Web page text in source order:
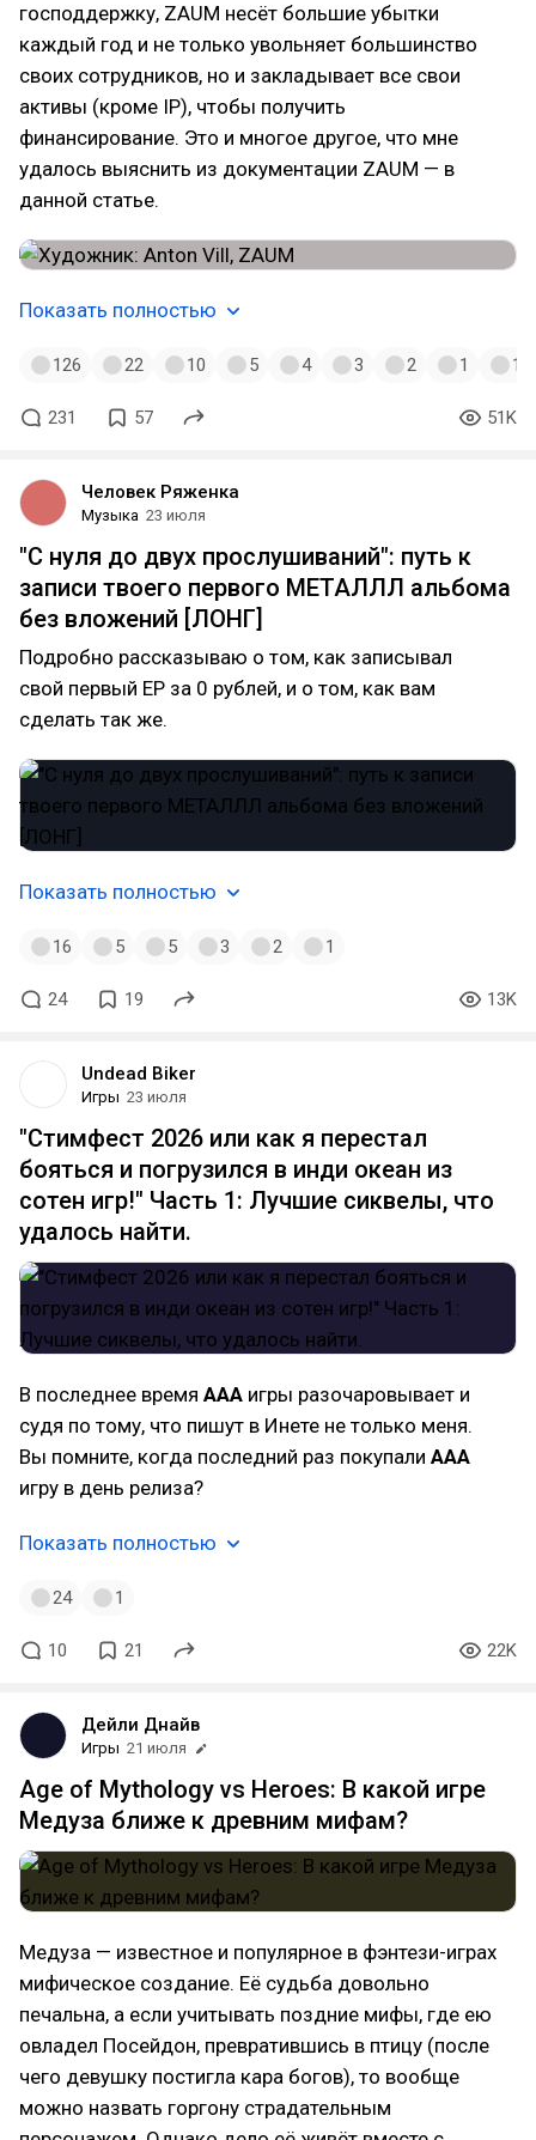
господдержку, ZAUM несёт большие убытки
каждый год и не только увольняет большинство
своих сотрудников, но и закладывает все свои
активы (кроме IP), чтобы получить
финансирование. Это и многое другое, что мне
удалось выяснить из документации ZAUM — в
данной статье.
Показать полностью
126 22 10 5 4 3 2 1 1
231 57 51K
Человек Ряженка
Музыка 23 июля
"С нуля до двух прослушиваний": путь к
записи твоего первого МЕТАЛЛЛ альбома
без вложений [ЛОНГ]
Подробно рассказываю о том, как записывал
свой первый EP за 0 рублей, и о том, как вам
сделать так же.
Показать полностью
16 5 5 3 2 1
24 19 13K
Undead Biker
Игры 23 июля
"Стимфест 2026 или как я перестал
бояться и погрузился в инди океан из
сотен игр!" Часть 1: Лучшие сиквелы, что
удалось найти.
В последнее время AAA игры разочаровывает и
судя по тому, что пишут в Инете не только меня.
Вы помните, когда последний раз покупали AAA
игру в день релиза?
Показать полностью
24 1
10 21 22K
Дейли Днайв
Игры 21 июля
Age of Mythology vs Heroes: В какой игре
Медуза ближе к древним мифам?
Медуза — известное и популярное в фэнтези-играх
мифическое создание. Её судьба довольно
печальна, а если учитывать поздние мифы, где ею
овладел Посейдон, превратившись в птицу (после
чего девушку постигла кара богов), то вообще
можно назвать горгону страдательным